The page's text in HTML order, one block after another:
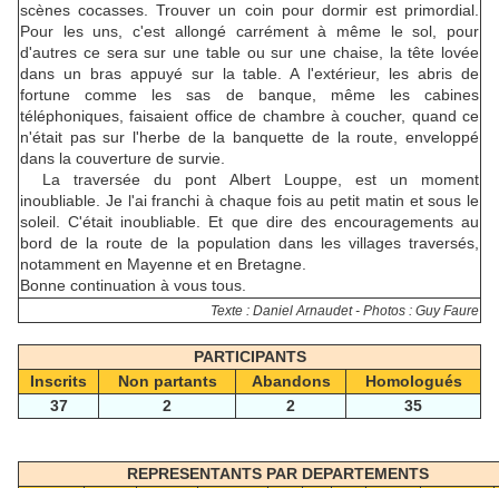
scènes cocasses. Trouver un coin pour dormir est primordial.
Pour les uns, c'est allongé carrément à même le sol, pour
d'autres ce sera sur une table ou sur une chaise, la tête lovée
dans un bras appuyé sur la table. A l'extérieur, les abris de
fortune comme les sas de banque, même les cabines
téléphoniques, faisaient office de chambre à coucher, quand ce
n'était pas sur l'herbe de la banquette de la route, enveloppé
dans la couverture de survie.
La traversée du pont Albert Louppe, est un moment
inoubliable. Je l'ai franchi à chaque fois au petit matin et sous le
soleil. C'était inoubliable. Et que dire des encouragements au
bord de la route de la population dans les villages traversés,
notamment en Mayenne et en Bretagne.
Bonne continuation à vous tous.
Texte : Daniel Arnaudet - Photos : Guy Faure
PARTICIPANTS
Inscrits
Non partants Abandons
Homologués
37
2 2 35
REPRESENTANTS PAR DEPARTEMENTS